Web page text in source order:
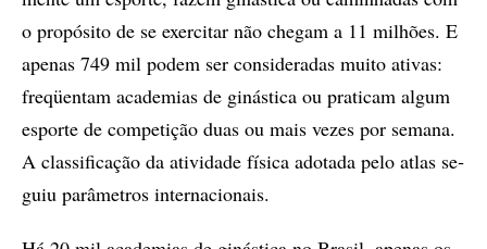
o pro­pó­si­to de se exer­ci­tar não che­gam a 11 mi­lhõ­es. E
ape­nas 749 mil po­­dem ser con­si­de­ra­das mu­i­to ati­vas:
fre­qüen­tam aca­­de­mi­as de gi­nás­ti­ca ou pra­ti­cam al­gum
es­por­te de com­pe­ti­ção duas ou mais ve­zes por se­ma­na.
A clas­si­fi­ca­ção da ati­vi­da­de fí­si­ca ado­ta­da pelo atlas se­
guiu pa­râ­me­tros in­ter­na­ci­o­nais.